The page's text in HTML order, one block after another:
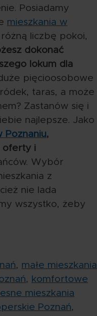
Posiadamy
mieszkania w
liczbę pokoi,
dokonać
lokum dla
pięcioosobowe
taras, a może
Zastanów się i
najlepsze. Jako
Poznaniu,
oferty i
Wybór
z
nie lada
wszystko, żeby
, małe mieszkania
, komfortowe
mieszkania
Poznań,